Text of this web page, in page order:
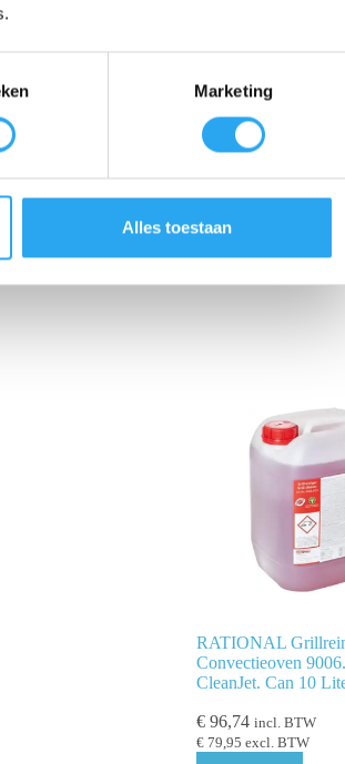
Marketing
Alles toestaan
. Deze reinigingstabletten garanderen de
hoger lijkt, bespaar je op de lange
voor
RATIONAL
Convectieoven
CleanJet. Can 10
€96,74 incl. BTW
€79,95 excl. BTW